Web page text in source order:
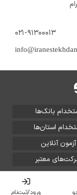
۰۲۱-۹۱۳۰۰۰۱۳
بانک‌ها
استان‌ها
آزمون آنلاین
معتبر
محفوظ است و هر
ورود/ثبت‌نام